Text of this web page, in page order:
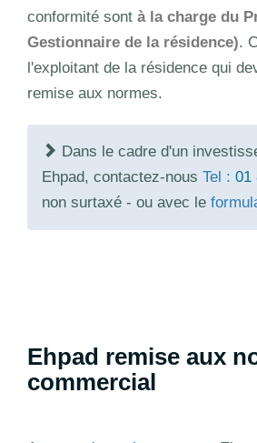
conformité sont à la charge du
Gestionnaire de la résidence).
l'exploitant de la résidence qui
remise aux normes.
Dans le cadre d'un
Ehpad, contactez-nous Tel : 01
non surtaxé - ou avec le
Ehpad remise aux
commercial